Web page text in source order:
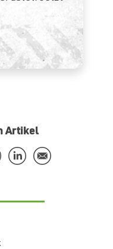
Artikel